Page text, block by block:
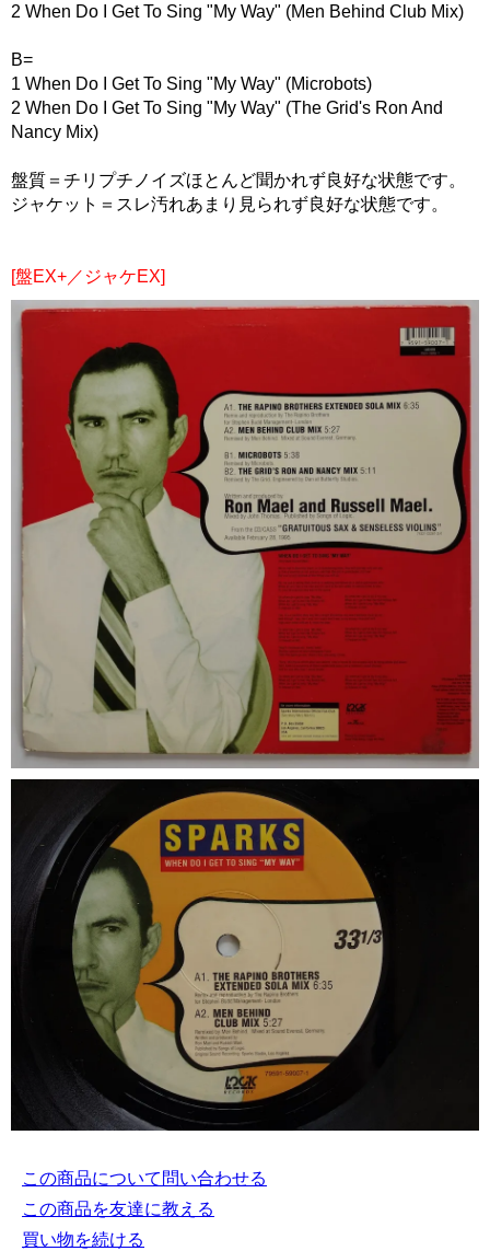
2 When Do I Get To Sing "My Way" (Men Behind Club Mix)
B=
1 When Do I Get To Sing "My Way" (Microbots)
2 When Do I Get To Sing "My Way" (The Grid's Ron And
Nancy Mix)
盤質＝チリプチノイズほとんど聞かれず良好な状態です。
ジャケット＝スレ汚れあまり見られず良好な状態です。
[盤EX+／ジャケEX]
この商品について問い合わせる
この商品を友達に教える
買い物を続ける